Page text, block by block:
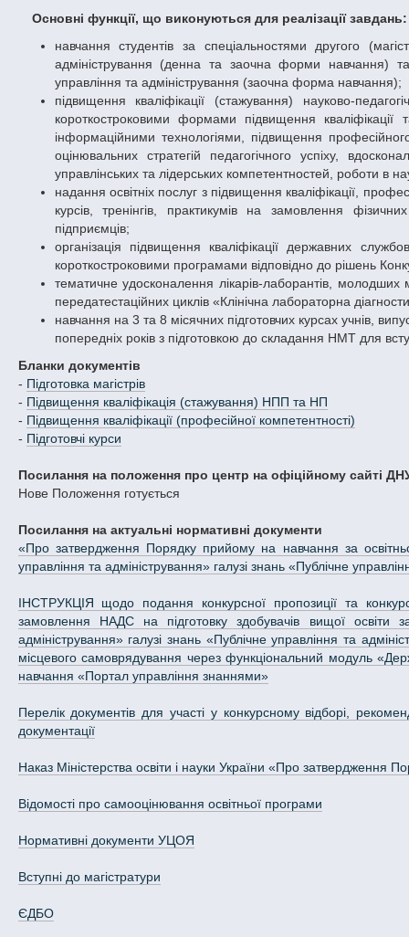
Основні функції, що виконуються для реалізації завдань:
навчання студентів за спеціальностями другого
адміністрування (денна та заочна форми навчання)
управління та адміністрування (заочна форма навчання);
підвищення кваліфікації (стажування) науково-
короткостроковими формами підвищення
інформаційними технологіями, підвищення
оцінювальних стратегій педагогічного успіху,
управлінських та лідерських компетентностей, роботи в
надання освітніх послуг з підвищення кваліфікації,
курсів, тренінгів, практикумів на замовлення
підприємців;
організація підвищення кваліфікації державних
короткостроковими програмами відповідно до рішень
тематичне удосконалення лікарів-лаборантів, молодших
передатестаційних циклів «Клінічна лабораторна
навчання на 3 та 8 місячних підготовчих курсах учнів,
попередніх років з підготовкою до складання НМТ для
Бланки документів
- Підготовка магістрів
- Підвищення кваліфікація (стажування) НПП та НП
- Підвищення кваліфікації (професійної компетентності)
- Підготовчі курси
Посилання на положення про центр на офіційному сайті
Нове Положення готується
Посилання на актуальні нормативні документи
«Про затвердження Порядку прийому на навчання за
управління та адміністрування» галузі знань «Публічне
ІНСТРУКЦІЯ щодо подання конкурсної пропозиції та
замовлення НАДС на підготовку здобувачів вищої освіти
адміністрування» галузі знань «Публічне управління та
місцевого самоврядування через функціональний модуль
навчання «Портал управління знаннями»
Перелік документів для участі у конкурсному відборі,
документації
Наказ Міністерства освіти і науки України «Про затвердження
Відомості про самооцінювання освітньої програми
Нормативні документи УЦОЯ
Вступні до магістратури
ЄДБО